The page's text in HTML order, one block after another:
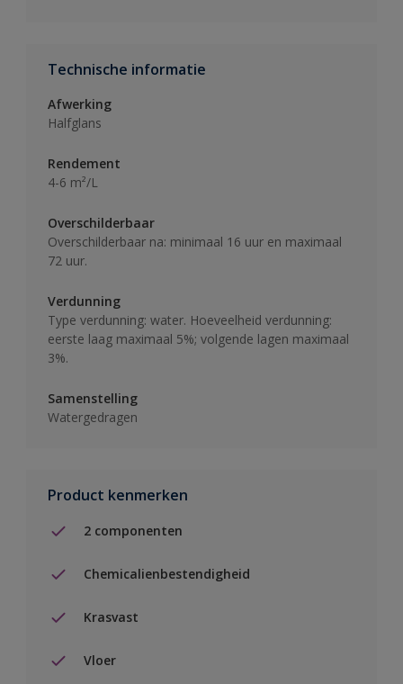
Technische informatie
Afwerking
Halfglans
Rendement
4-6 m²/L
Overschilderbaar
Overschilderbaar na: minimaal 16 uur en maximaal
72 uur.
Verdunning
Type verdunning: water. Hoeveelheid verdunning:
eerste laag maximaal 5%; volgende lagen maximaal
3%.
Samenstelling
Watergedragen
Product kenmerken
2 componenten
Chemicalienbestendigheid
Krasvast
Vloer